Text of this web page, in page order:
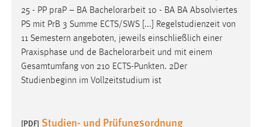
25 - PP praP – BA Bachelorarbeit 10 - BA BA Absolviertes
PS mit PrB 3 Summe ECTS/SWS [...] Regelstudienzeit von
11 Semestern angeboten, jeweils einschließlich einer
Praxisphase und de Bachelorarbeit und mit einem
Gesamtumfang von 210 ECTS-Punkten. 2Der
Studienbeginn im Vollzeitstudium ist
[PDF] Studien- und Prüfungsordnung